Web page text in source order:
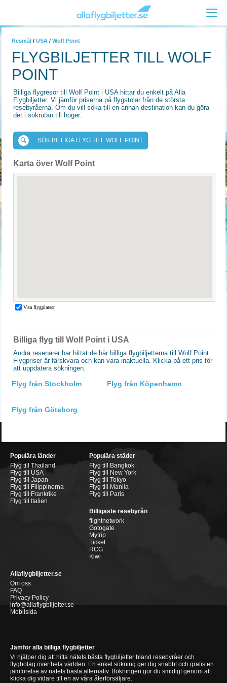
Resmål / USA / Wolf Point
FLYGBILJETTER TILL WOLF
POINT
Billiga flygresor till Wolf Point i USA hittar du enkelt på Alla
Flygbiljetter. Vi jämför priserna på flygstolar från de största
resebyråerna. Om du vill söka till en annan destination kan du göra
det i sökrutan till höger.
SÖK BILLIGA FLYG TILL WOLF POINT
Karta över Wolf Point
Billiga flyg till Wolf Point i USA
Andra resenärer har hittat de här billiga flygbiljetterna till Wolf Point.
Flygpriser är färskvara och kan vara inaktuella. Klicka på ett pris för
att uppdatera sökningen.
Flyg från Stockholm Flyg från Köpenhamn
Flyg från Göteborg
Populära länder
Flyg till Thailand
Flyg till USA
Flyg till Japan
Flyg till Filippinerna
Flyg till Frankrike
Flyg till Italien
Populära städer
Flyg till Bangkok
Flyg till New York
Flyg till Tokyo
Flyg till Manila
Flyg till Paris
Billigaste resebyrån
flightnetwork
Gotogate
Mytrip
Ticket
RCG
Kiwi
Allaflygbiljetter.se
Om oss
FAQ
Privacy Policy
info@allaflygbiljetter.se
Mobilsida
Jämför alla billiga flygbiljetter
Vi hjälper dig att hitta nätets bästa flygbiljetter bland resebyråer och
flygbolag över hela världen. En enkel sökning ger dig snabbt och gratis en
jämförelse av nätets bästa alternativ. Bokningen gör du smidigt genom att
klicka dig vidare till en av våra återförsäljare.